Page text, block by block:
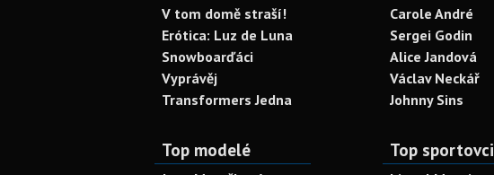
V tom domě straší!
Erótica: Luz de Luna
Snowboarďáci
Vyprávěj
Transformers Jedna
Carole André
Sergei Godin
Alice Jandová
Václav Neckář
Johnny Sins
Top modelé Top sportovci